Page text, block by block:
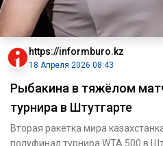
https://informburo.kz
18 Апреля 2026 08:43
Рыбакина в тяжёлом
турнира в Штутгарте
Вторая ракетка мира
полуфинал турнира WTA 500 в